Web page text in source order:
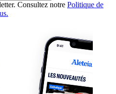
Consultez notre Politique de